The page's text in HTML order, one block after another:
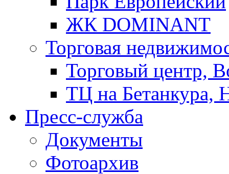
ЖК DOMINANT
Торговая
Торговый центр,
ТЦ на Бетанкура,
Пресс-служба
Документы
Фотоархив